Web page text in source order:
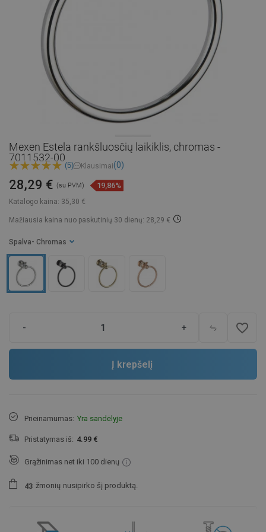
Mexen Estela rankšluosčių laikiklis, chromas -
7011532-00
(5) Klausimai(0)
Katalogo kaina: 35,30 €
28,29 € (su PVM) 19,86%
Mažiausia kaina nuo paskutinių 30 dienų: 28,29 €
Spalva - Chromas
- + favorite_border
Į krepšelį
Prieinamumas: Yra sandėlyje
Pristatymas iš: 4.99 €
Grąžinimas net iki 100 dienų
43 žmonių nusipirko šį produktą.